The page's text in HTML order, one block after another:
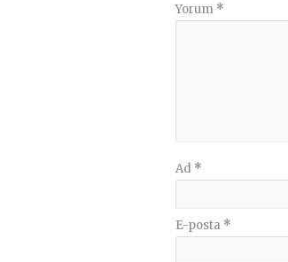
Yorum *
Ad *
E-posta *